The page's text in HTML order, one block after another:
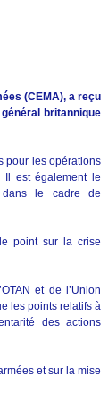
(CEMA), a reçu
britannique
pour les opérations
Il est également le
dans le cadre de
point sur la crise
et de l’Union
les points relatifs à
des actions
et sur la mise